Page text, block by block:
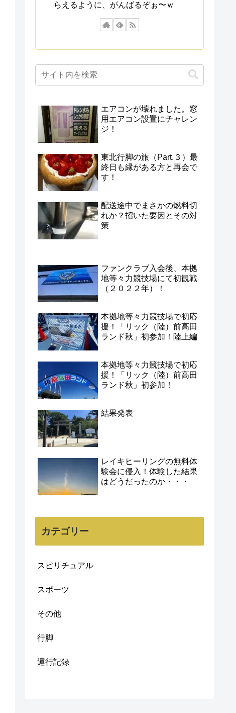
らえるように、がんばるぞぉ〜ｗ
エアコンが壊れました。窓
用エアコン設置にチャレン
ジ！
東北行脚の旅（Part.３）最
終日も縁がある方と再会で
す！
配送途中でまさかの燃料切
れか？招いた要因とその対
策
ファンクラブ入会後、本拠
地等々力競技場にて初観戦
（２０２２年）！
本拠地等々力競技場で初応
援！「リック（陸）前高田
ランド秋」初参加！陸上編
本拠地等々力競技場で初応
援！「リック（陸）前高田
ランド秋」初参加！
結果発表
レイキヒーリングの無料体
験会に侵入！体験した結果
はどうだったのか・・・
カテゴリー
スピリチュアル
スポーツ
その他
行脚
運行記録